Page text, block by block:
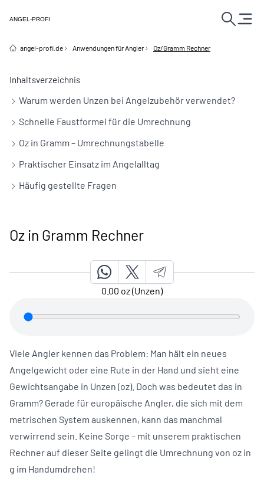
ANGEL-PROFI
angel-profi.de Anwendungen für Angler Oz/Gramm Rechner
Inhaltsverzeichnis
Warum werden Unzen bei Angelzubehör verwendet?
Schnelle Faustformel für die Umrechnung
Oz in Gramm – Umrechnungstabelle
Praktischer Einsatz im Angelalltag
Häufig gestellte Fragen
Oz in Gramm Rechner
0.00 oz (Unzen)
Viele Angler kennen das Problem: Man hält ein neues
Angelgewicht oder eine Rute in der Hand und sieht eine
Gewichtsangabe in Unzen (oz). Doch was bedeutet das in
Gramm? Gerade für europäische Angler, die sich mit dem
metrischen System auskennen, kann das manchmal
verwirrend sein. Keine Sorge – mit unserem praktischen
Rechner auf dieser Seite gelingt die Umrechnung von oz in
g im Handumdrehen!